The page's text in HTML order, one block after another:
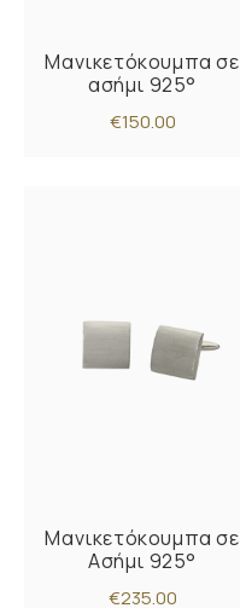
Μανικετόκουμπα σε
ασήμι 925°
€150.00
Μανικετόκουμπα σε
Ασήμι 925°
€235.00